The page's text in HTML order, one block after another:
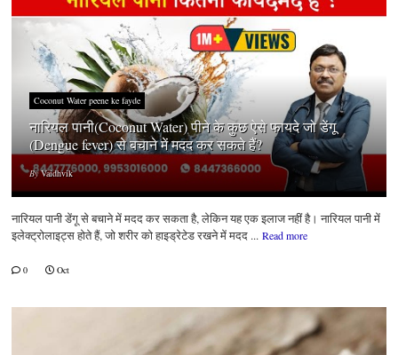
Coconut Water peene ke fayde
नारियल पानी(Coconut Water) पीने के कुछ ऐसे फायदे जो डेंगू
(Dengue fever) से बचाने में मदद कर सकते हैं?
By Vaidhvik
नारियल पानी डेंगू से बचाने में मदद कर सकता है, लेकिन यह एक इलाज नहीं है। नारियल पानी में
इलेक्ट्रोलाइट्स होते हैं, जो शरीर को हाइड्रेटेड रखने में मदद ... Read more
0 Oct